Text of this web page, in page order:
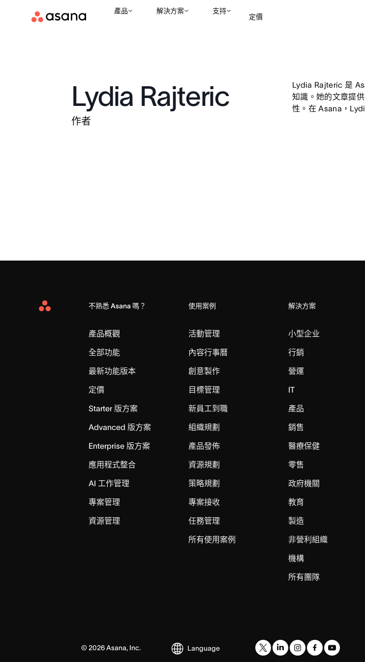
產品 解決方案 支持
定價
Lydia Rajteric
作者
Lydia Rajteric 是
知識。她的文章提
性。在 Asana，
Asana
不熟悉 Asana 嗎？
產品概觀
全部功能
最新功能版本
定價
Starter 版方案
Advanced 版方案
Enterprise 版方案
應用程式整合
AI 工作管理
專案管理
資源管理
使用案例
活動管理
內容行事曆
創意製作
目標管理
新員工到職
組織規劃
產品發佈
資源規劃
策略規劃
專案接收
任務管理
所有使用案例
解決方案
小型企业
行銷
營運
IT
產品
銷售
醫療保健
零售
政府機關
教育
製造
非營利組織
機構
所有團隊
© 2026Asana, Inc. Language